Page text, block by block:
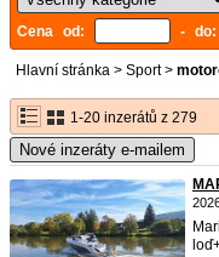
Cena od:
- do:
Hlavní stránka > Sport>
1-20 inzerátů z 279
Nové inzeráty e-mailem